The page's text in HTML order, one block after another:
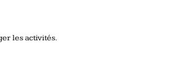
les activités.